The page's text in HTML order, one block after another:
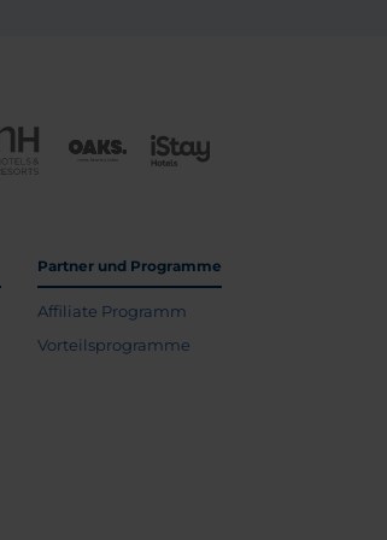
Partner und Programme
Affiliate Programm
Vorteilsprogramme